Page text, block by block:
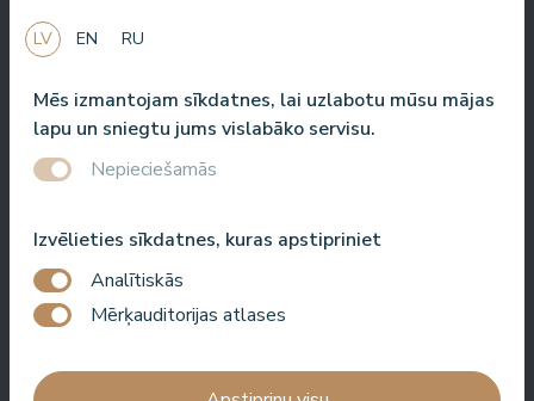
Viena no labākajām viesnīcām Latvijā un Baltijas valstīs!
labākais skats. Ļoti labs SPA!
Jānis Zavadskis
Jauka viesnīca, kur pavadīt laiku SPA. Numuri ir labi, atrašanās
kokteili.
LV EN RU
Mēs izmantojam sīkdatnes, lai uzlabotu mūsu mājas
lapu un sniegtu jums vislabāko servisu.
Nepieciešamās
Izvēlieties sīkdatnes, kuras apstipriniet
Analītiskās
Mērķauditorijas atlases